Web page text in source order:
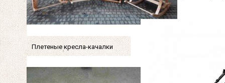
Плетеные кресла-качалки